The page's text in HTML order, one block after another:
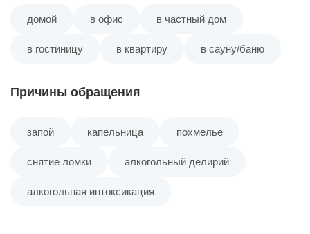
домой в офис в частный дом
в гостиницу в квартиру в сауну/баню
Причины обращения
запой капельница похмелье
снятие ломки алкогольный делирий
алкогольная интоксикация